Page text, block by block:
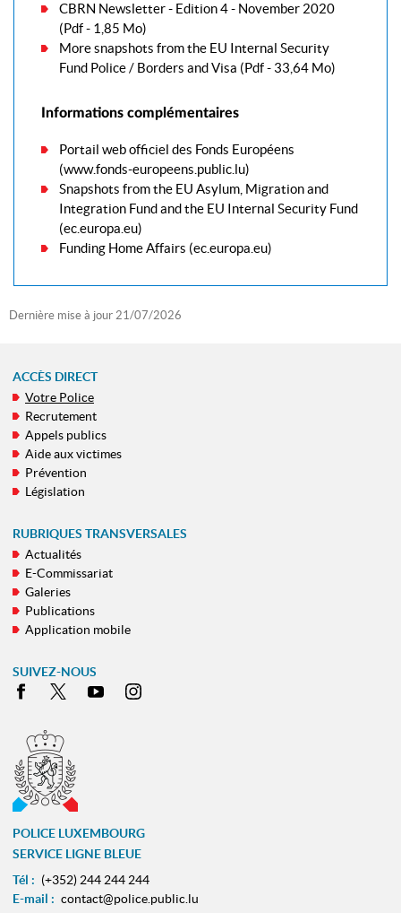
CBRN Newsletter - Edition 4 - November 2020
(Pdf - 1,85 Mo)
More snapshots from the EU Internal Security
Fund Police / Borders and Visa (Pdf - 33,64 Mo)
Informations complémentaires
Portail web officiel des Fonds Européens
(www.fonds-europeens.public.lu)
Snapshots from the EU Asylum, Migration and
Integration Fund and the EU Internal Security Fund
(ec.europa.eu)
Funding Home Affairs (ec.europa.eu)
Dernière mise à jour 21/07/2026
MENU
DE
NAVIGATION
ACCÈS DIRECT
Votre Police
Recrutement
Appels publics
Aide aux victimes
Prévention
Législation
RUBRIQUES TRANSVERSALES
Actualités
E-Commissariat
Galeries
Publications
Application mobile
SUIVEZ-NOUS
Facebook
X Youtube
POLICE LUXEMBOURG
SERVICE LIGNE BLEUE
Tél : (+352) 244 244 244
E-mail : contact@police.public.lu